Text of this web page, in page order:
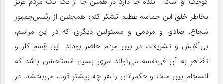
بخاطر خلق این حماسه عظیم تشکر کنم؛ همچنین از رئیس‌جمهور
شجاع، صادق و مردمی و مسئولین دیگری که در این مراسم،
بی‌آلایش و تشریفات در بین مردم حاضر بودند. این قِسم کار و
تظاهر به آن فی‌نفسه می‌تواند امری بسیار مُستَحسَن باشد که
انسجام بین ملت و حکمرانان را هر چه بیشتر قوت می‌بخشد. در